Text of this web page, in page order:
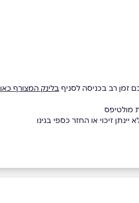
זמן רב בכניסה לסניף בלינק המצורף כאן
מולטיפס
זיכוי או החזר כספי בגינו